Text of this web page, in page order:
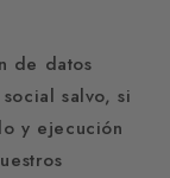
de datos
salvo, si
y ejecución